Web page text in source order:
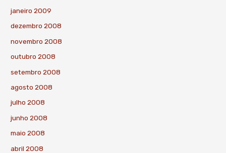
janeiro 2009
dezembro 2008
novembro 2008
outubro 2008
setembro 2008
agosto 2008
julho 2008
junho 2008
maio 2008
abril 2008